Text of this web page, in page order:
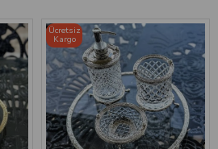
Ücretsiz
Kargo